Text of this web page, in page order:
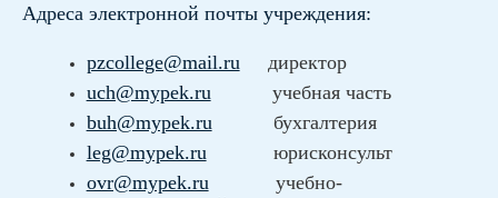
Адреса электронной почты учреждения:
pzcollege@mail.ruдиректор
uch@mypek.ruучебная часть
buh@mypek.ruбухгалтерия
leg@mypek.ruюрисконсульт
ovr@mypek.ruучебно-